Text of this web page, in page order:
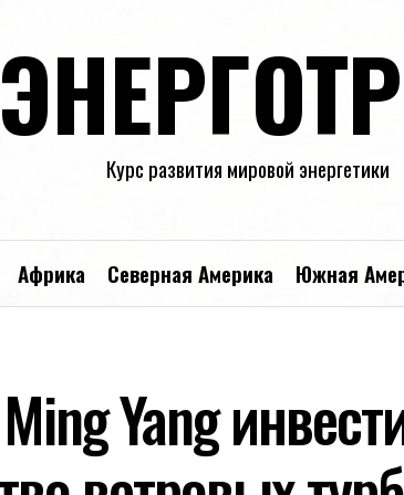
Курс развития мировой энергетики
Африка Северная Америка Южная
Yang